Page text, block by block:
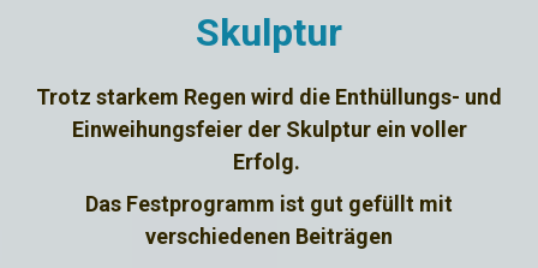
Skulptur
Trotz starkem Regen wird die Enthüllungs- und
Einweihungsfeier der Skulptur ein voller
Erfolg.
Das Festprogramm ist gut gefüllt mit
verschiedenen Beiträgen